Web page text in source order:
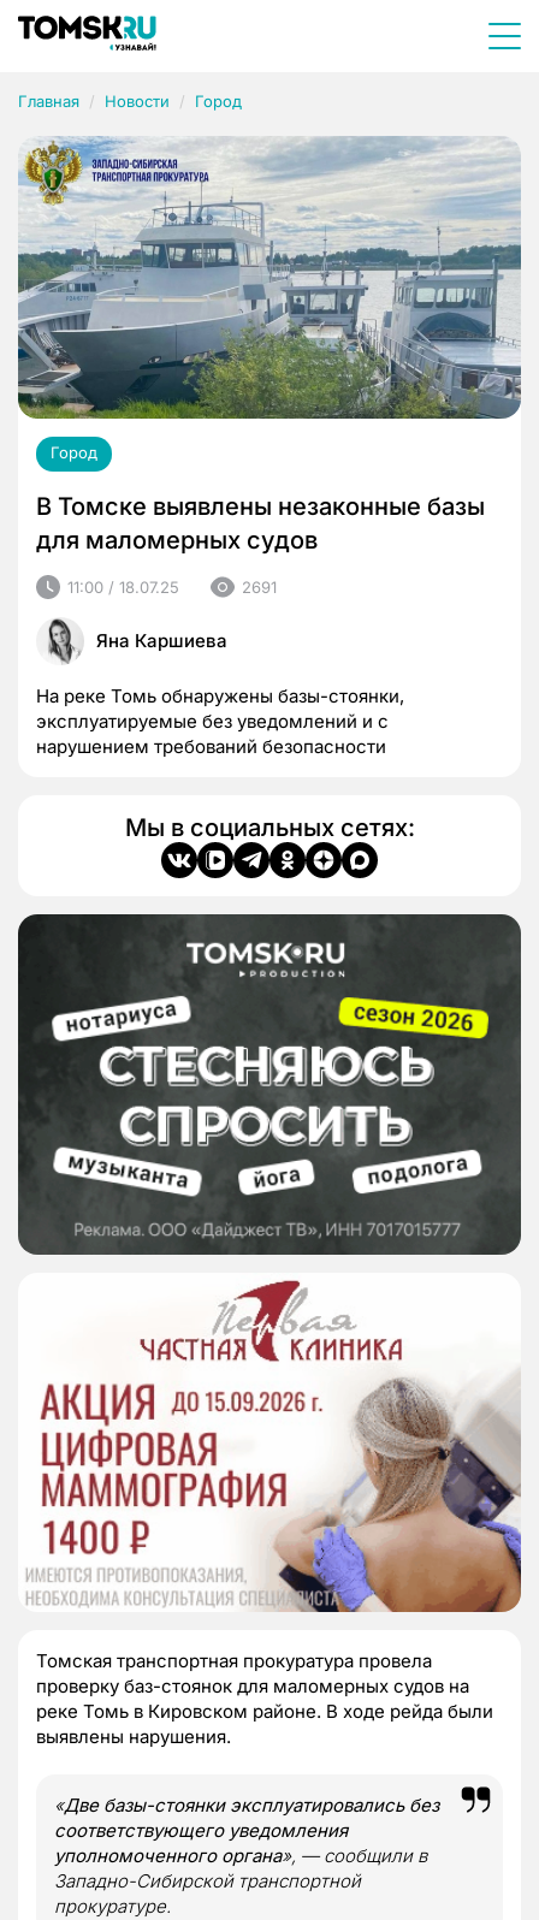
Главная Новости Город
Город
В Томске выявлены незаконные базы
для маломерных судов
11:00 / 18.07.25 2691
Яна Каршиева
На реке Томь обнаружены базы-стоянки,
эксплуатируемые без уведомлений и с
нарушением требований безопасности
Мы в социальных сетях:
Томская транспортная прокуратура провела
проверку баз-стоянок для маломерных судов на
реке Томь в Кировском районе. В ходе рейда были
выявлены нарушения.
«Две базы-стоянки эксплуатировались без
соответствующего уведомления
уполномоченного органа», — сообщили в
Западно-Сибирской транспортной
прокуратуре.